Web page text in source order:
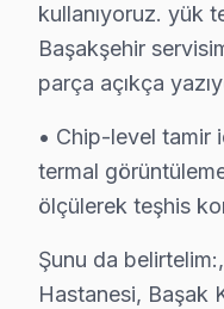
Başakşehir'de
Teknisyen size
Uzman JVC
Başakşehir JVC
• Başakşehir'de
Başakşehir
• Başakşehir'de
kullanıyoruz. yük
Başakşehir
parça açıkça
• Chip-level tamir
termal
ölçülerek teşhis
Şunu da
Hastanesi, Başak